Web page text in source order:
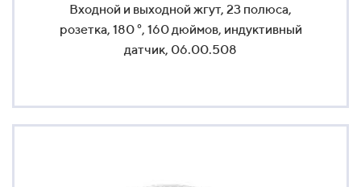
Входной и выходной жгут, 23 полюса,
розетка, 180 °, 160 дюймов, индуктивный
датчик, 06.00.508